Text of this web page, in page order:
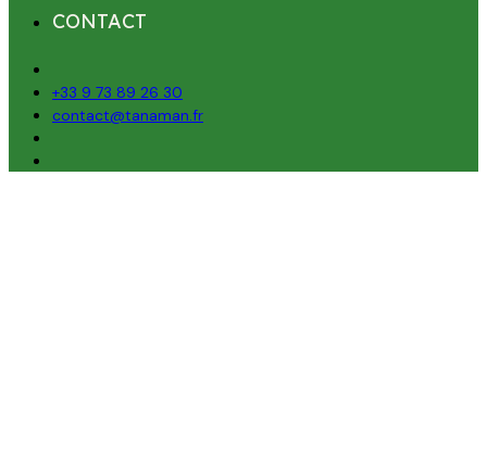
CONTACT
+33 9 73 89 26 30
contact@tanaman.fr